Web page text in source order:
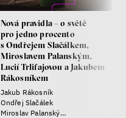
Nová pravidla – o světě
pro jedno procento
s Ondřejem Slačálkem,
Miroslavem Palanským,
Lucií Trlifajovou a Jakubem
Rákosníkem
Jakub Rákosník
Ondřej Slačálek
Miroslav Palanský